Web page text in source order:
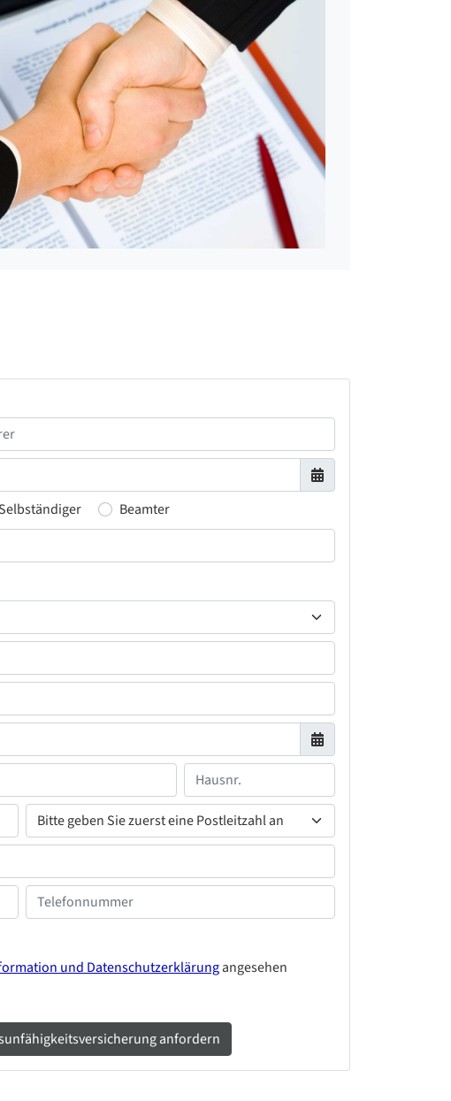
Selbständiger
Beamter
und Datenschutzerklärungangesehen
anfordern